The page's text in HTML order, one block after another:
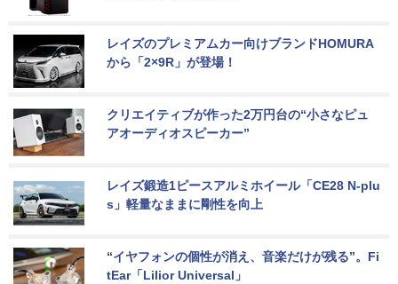
レイズのプレミアムカー向けブランドHOMURA
から「2×9R」が登場！
クリエイティブが作った2万円台の“小さなピュ
アオーディオスピーカー”
レイズ鍛造1ピースアルミホイール「CE28 N-plu
s」軽量なままに剛性を向上
“イヤフォンの個性が消え、音楽だけが残る”。Fi
tEar「Lilior Universal」